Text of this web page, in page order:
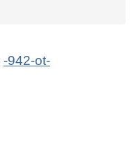
-942-ot-